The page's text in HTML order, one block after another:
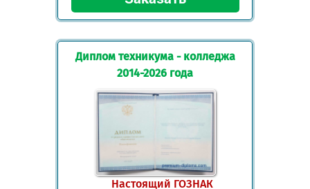
Диплом техникума - колледжа
2014-2026 года
Настоящий ГОЗНАК